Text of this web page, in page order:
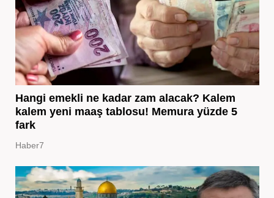
Hangi emekli ne kadar zam alacak? Kalem
kalem yeni maaş tablosu! Memura yüzde 5
fark
Haber7